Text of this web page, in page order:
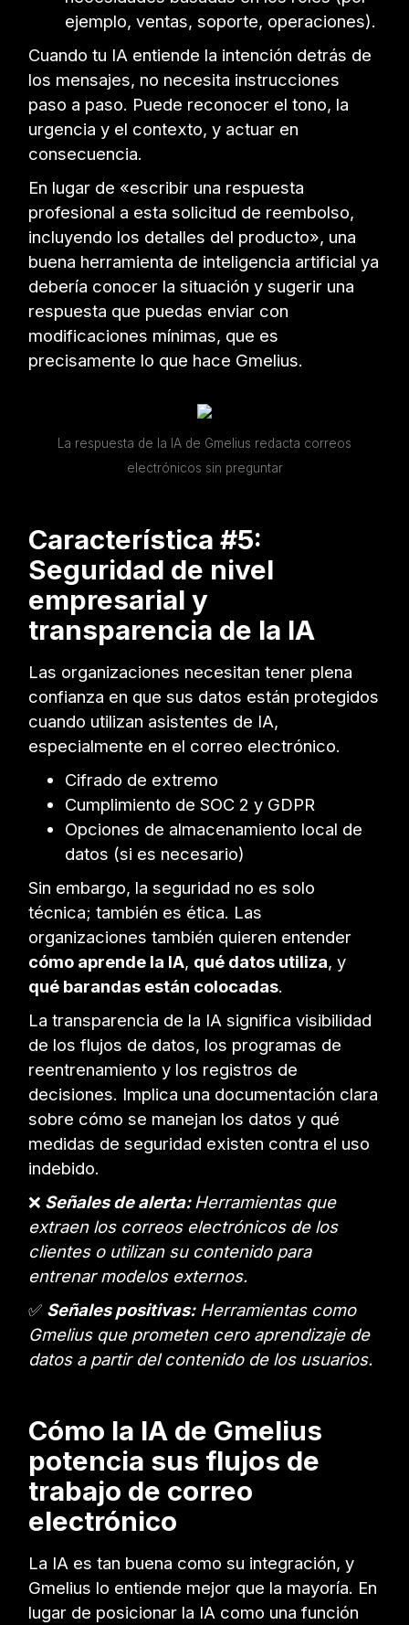
ejemplo, ventas, soporte, operaciones).
Cuando tu IA entiende la intención detrás de
los mensajes, no necesita instrucciones
paso a paso. Puede reconocer el tono, la
urgencia y el contexto, y actuar en
consecuencia.
En lugar de «escribir una respuesta
profesional a esta solicitud de reembolso,
incluyendo los detalles del producto», una
buena herramienta de inteligencia artificial ya
debería conocer la situación y sugerir una
respuesta que puedas enviar con
modificaciones mínimas, que es
precisamente lo que hace Gmelius.
La respuesta de la IA de Gmelius redacta correos
electrónicos sin preguntar
Característica #5:
Seguridad de nivel
empresarial y
transparencia de la IA
Las organizaciones necesitan tener plena
confianza en que sus datos están protegidos
cuando utilizan asistentes de IA,
especialmente en el correo electrónico.
Cifrado de extremo
Cumplimiento de SOC 2 y GDPR
Opciones de almacenamiento local de
datos (si es necesario)
Sin embargo, la seguridad no es solo
técnica; también es ética. Las
organizaciones también quieren entender
cómo aprende la IA, qué datos utiliza, y
qué barandas están colocadas.
La transparencia de la IA significa visibilidad
de los flujos de datos, los programas de
reentrenamiento y los registros de
decisiones. Implica una documentación clara
sobre cómo se manejan los datos y qué
medidas de seguridad existen contra el uso
indebido.
❌ Señales de alerta: Herramientas que
extraen los correos electrónicos de los
clientes o utilizan su contenido para
entrenar modelos externos.
✅ Señales positivas:Herramientas como
Gmelius que prometen cero aprendizaje de
datos a partir del contenido de los usuarios.
Cómo la IA de Gmelius
potencia sus flujos de
trabajo de correo
electrónico
La IA es tan buena como su integración, y
Gmelius lo entiende mejor que la mayoría. En
lugar de posicionar la IA como una función